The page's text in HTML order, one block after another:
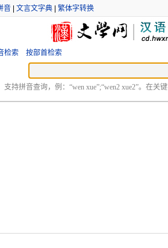
音| 文言文字典| 繁体字转换
检索 按部首检索
支持拼音查询，例：“wen xue”;“wen2 xue2”。在关